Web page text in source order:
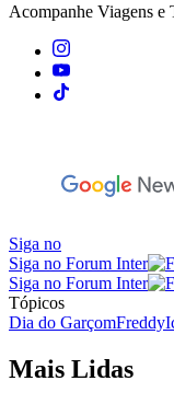
Acompanhe Viagens e
Siga no
Siga no Forum Inter
Siga no Forum Inter
Tópicos
Dia do GarçomFreddy
Mais Lidas